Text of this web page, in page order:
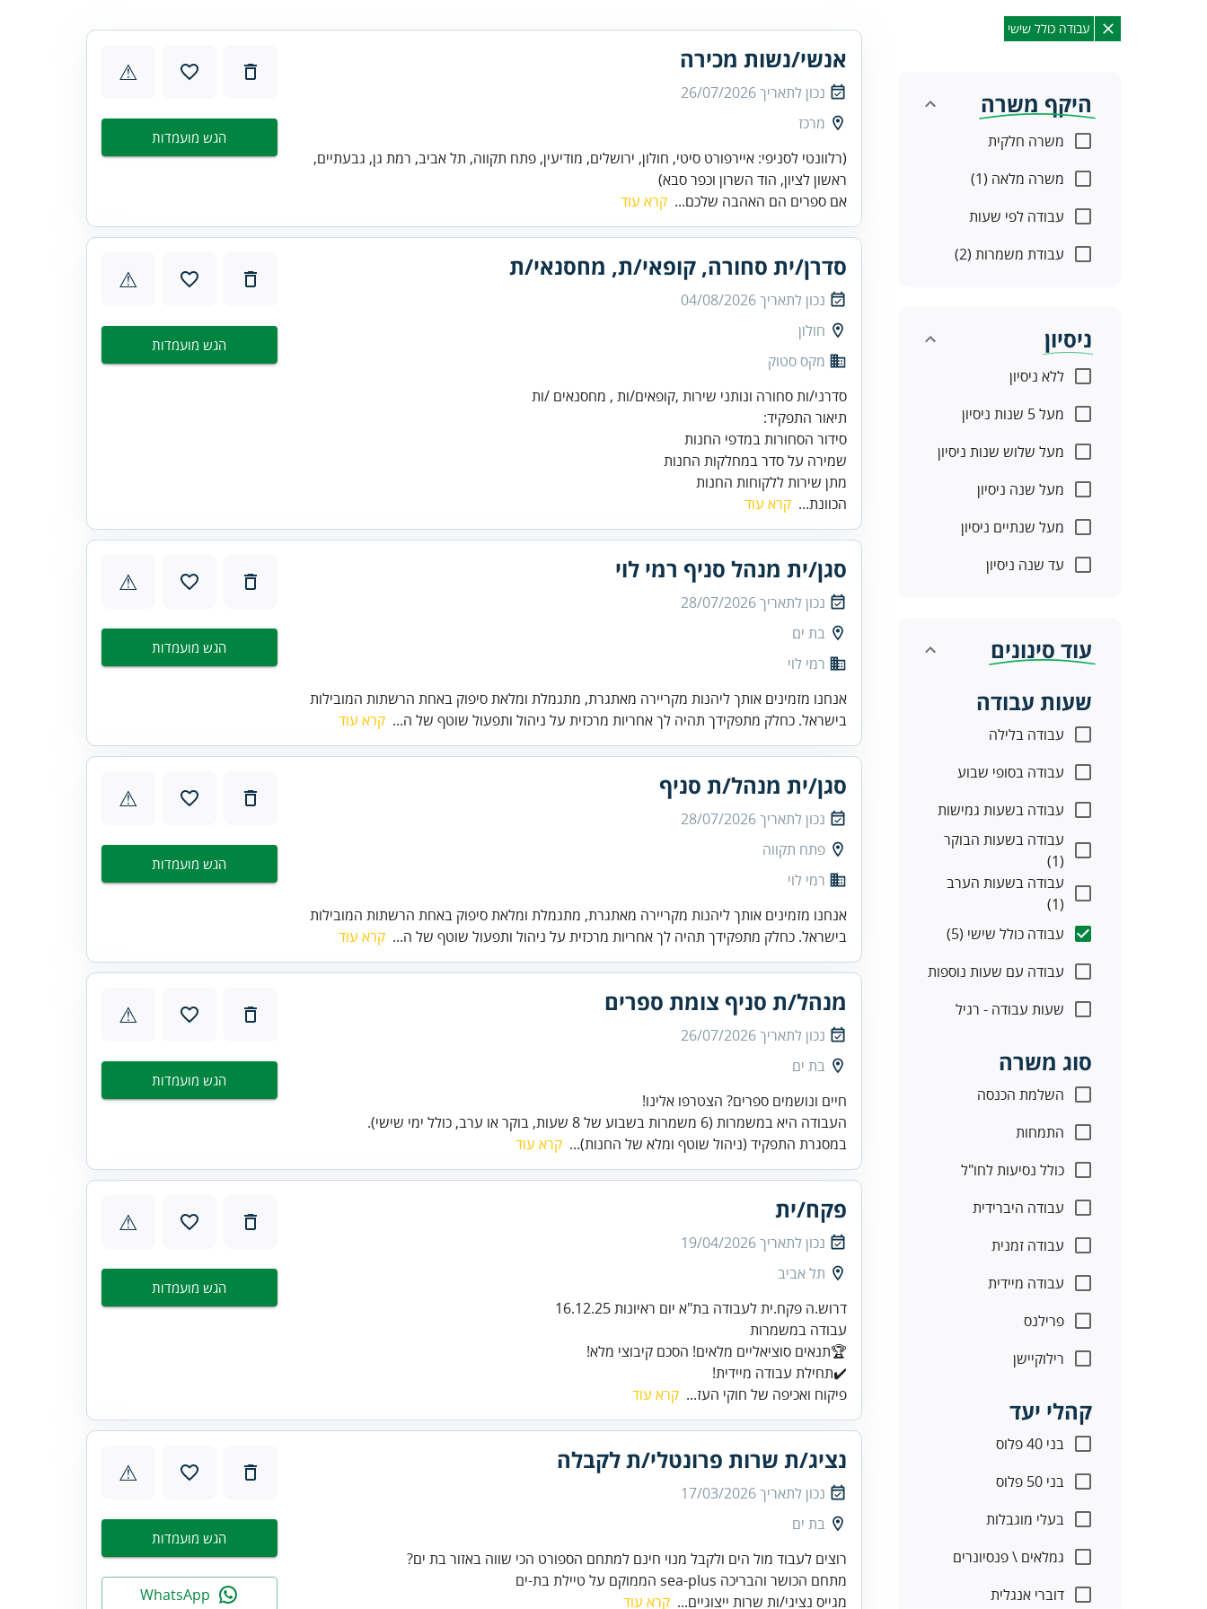
עבודה כולל שישי
היקף משרה
משרה חלקית
משרה מלאה (1)
עבודה לפי שעות
עבודת משמרות (2)
ניסיון
ללא ניסיון
מעל 5 שנות ניסיון
מעל שלוש שנות ניסיון
מעל שנה ניסיון
מעל שנתיים ניסיון
עד שנה ניסיון
עוד סינונים
שעות עבודה
עבודה בלילה
עבודה בסופי שבוע
עבודה בשעות גמישות
עבודה בשעות הבוקר
(1)
עבודה בשעות הערב
(1)
עבודה כולל שישי (5)
עבודה עם שעות נוספות
שעות עבודה - רגיל
סוג משרה
השלמת הכנסה
התמחות
כולל נסיעות לחו"ל
עבודה היברידית
עבודה זמנית
עבודה מיידית
פרילנס
רילוקיישן
קהלי יעד
בני 40 פלוס
בני 50 פלוס
בעלי מוגבלות
גמלאים \ פנסיונרים
דוברי אנגלית
אנשי/נשות מכירה
נכון לתאריך26/07/2026
מרכז
(רלוונטי לסניפי: איירפורט סיטי, חולון, ירושלים, מודיעין, פתח תקווה, תל אביב, רמת גן, גבעתיים,
ראשון לציון, הוד השרון וכפר סבא)
אם ספרים הם האהבה שלכם... קרא עוד
⚠
הגש מועמדות
סדרן/ית סחורה, קופאי/ת, מחסנאי/ת
נכון לתאריך04/08/2026
חולון
מקס סטוק
מתן שירות ללקוחות החנות
הכוונת... קרא עוד
⚠
הגש מועמדות
סגן/ית מנהל סניף רמי לוי
נכון לתאריך28/07/2026
בת ים
רמי לוי
אנחנו מזמינים אותך ליהנות מקריירה מאתגרת, מתגמלת ומלאת סיפוק באחת הרשתות המובילות
בישראל. כחלק מתפקידך תהיה לך אחריות מרכזית על ניהול ותפעול שוטף של ה... קרא עוד
⚠
הגש מועמדות
סגן/ית מנהל/ת סניף
נכון לתאריך28/07/2026
פתח תקווה
רמי לוי
אנחנו מזמינים אותך ליהנות מקריירה מאתגרת, מתגמלת ומלאת סיפוק באחת הרשתות המובילות
בישראל. כחלק מתפקידך תהיה לך אחריות מרכזית על ניהול ותפעול שוטף של ה... קרא עוד
⚠
הגש מועמדות
מנהל/ת סניף צומת ספרים
נכון לתאריך26/07/2026
בת ים
העבודה היא במשמרות (6 משמרות בשבוע של 8 שעות, בוקר או ערב, כולל ימי שישי).
במסגרת התפקיד (ניהול שוטף ומלא של החנות)... קרא עוד
⚠
הגש מועמדות
פקח/ית
נכון לתאריך19/04/2026
תל אביב
✔️תחילת עבודה מיידית!
פיקוח ואכיפה של חוקי העז... קרא עוד
⚠
הגש מועמדות
נציג/ת שרות פרונטלי/ת לקבלה
נכון לתאריך17/03/2026
בת ים
רוצים לעבוד מול הים ולקבל מנוי חינם למתחם הספורט הכי שווה באזור בת ים?
מתחם הכושר והבריכה sea-plus הממוקם על טיילת בת-ים
מגייס נציגי/ות שרות ייצוגיים... קרא עוד
⚠
הגש מועמדות